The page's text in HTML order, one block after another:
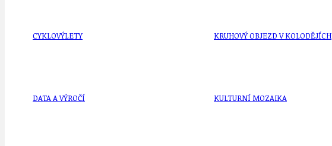
CYKLOVÝLETY
DATA A VÝROČÍ
KRUHOVÝ OBJEZD V KOLODĚJÍCH
KULTURNÍ MOZAIKA